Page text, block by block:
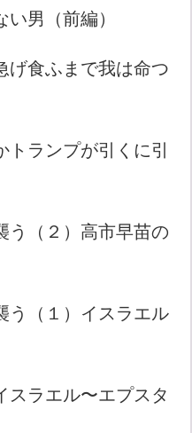
男（前編）
げ食ふまで我は命つ
ランプが引くに引
う（２）高市早苗の
う（１）イスラエル
スラエル〜エプスタ